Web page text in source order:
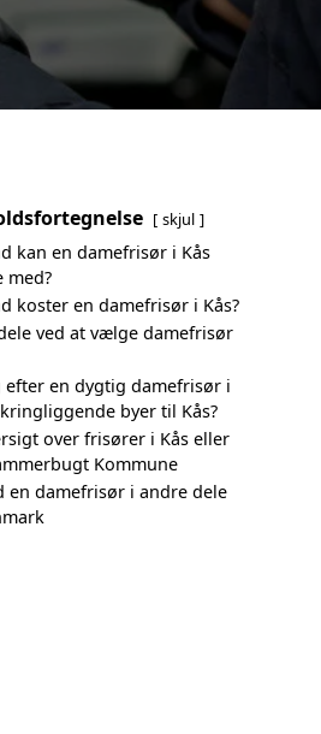
skjul
kan en damefrisør i Kås
med?
koster en damefrisør i Kås?
ved at vælge damefrisør
efter en dygtig damefrisør i
byer til Kås?
over frisører i Kås eller
Kommune
en damefrisør i andre dele